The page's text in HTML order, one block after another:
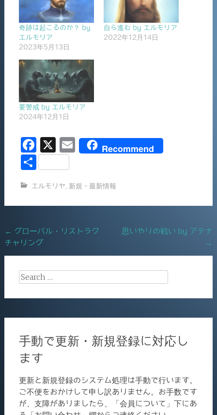
奇跡は起こるのか？ by
エルモリア
2023年5月13日
自ら進む by エルモリア
2022年12月14日
要警戒 by エルモリア
2024年12月1日
F
a
e
b
o
k
X
E
l
Recommend
共
エルモリヤ 新規・最新情報
Post
navigation
← グローバル・リストラク
チャリング
思いやりの戦い by アテナ
→
Search
手動で更新・新規登録に対応し
ます
更新と新規登録のシステム処理は手動で行います。
ご不便をおかけして申し訳ありません。お手数です
が、支障がありましたら、「会員について」下にあ